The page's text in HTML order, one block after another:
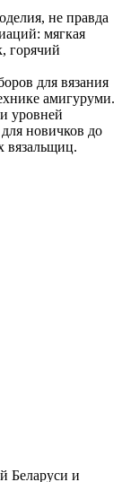
не правда
мягкая
горячий
для вязания
амигуруми.
уровней
новичков до
вязальщиц.
Беларуси и